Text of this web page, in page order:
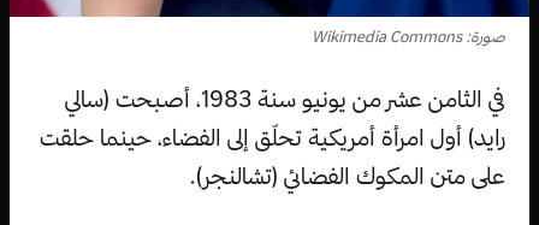
صورة: Wikimedia Commons
في الثامن عشر من يونيو سنة 1983، أصبحت (سالي
رايد) أول امرأة أمريكية تحلّق إلى الفضاء، حينما حلقت
على متن المكوك الفضائي (تشالنجر).